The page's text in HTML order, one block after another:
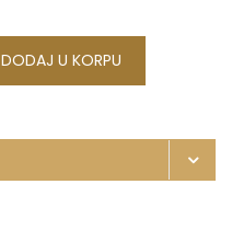
DODAJ U KORPU